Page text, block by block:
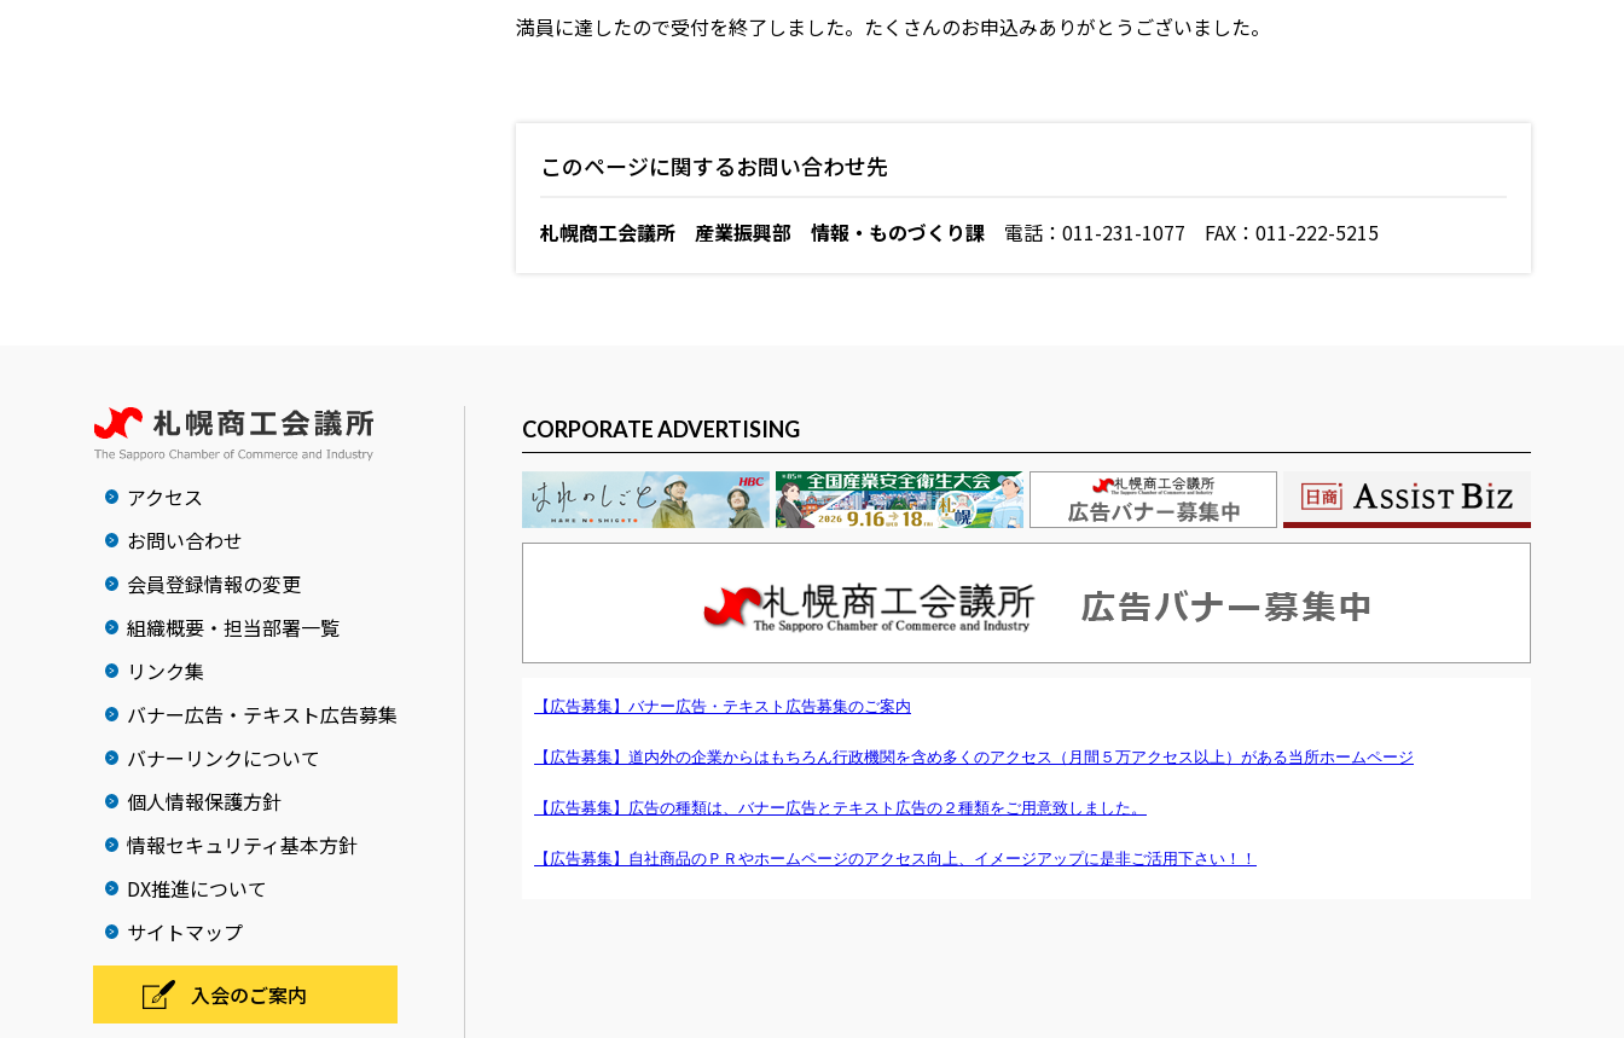
満員に達したので受付を終了しました。たくさんのお申込みありがとうございました。
このページに関するお問い合わせ先
札幌商工会議所 産業振興部 情報・ものづくり課 電話：011-231-1077 FAX：011-222-5215
アクセス
お問い合わせ
会員登録情報の変更
組織概要・担当部署一覧
リンク集
バナー広告・テキスト広告募集
バナーリンクについて
個人情報保護方針
情報セキュリティ基本方針
DX推進について
サイトマップ
入会のご案内
CORPORATE ADVERTISING